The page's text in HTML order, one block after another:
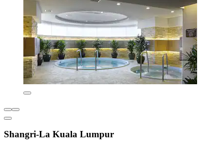
Shangri-La Kuala Lumpur